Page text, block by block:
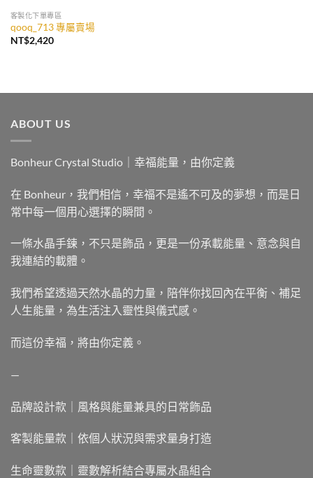
客製化下單專區
qooq_713 專屬賣場
NT$2,420
ABOUT US
Bonheur Crystal Studio｜幸福能量，由你定義
在 Bonheur，我們相信，幸福不是遙不可及的夢想，而是日
常中每一個用心選擇的瞬間。
一條水晶手鍊，不只是飾品，更是一份承載能量、意念與自
我連結的載體。
我們希望透過天然水晶的力量，陪伴你找回內在平衡、補足
人生能量，為生活注入靈性與儀式感。
而這份幸福，將由你定義。
—
品牌設計款｜風格與能量兼具的日常飾品
客製能量款｜依個人狀況與需求量身打造
生命靈數款｜靈數解析結合專屬水晶組合